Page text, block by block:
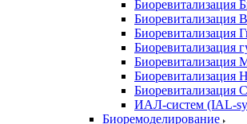
Биоревитализация
Биоревитализация
Биоревитализация
Биоревитализация
Биоревитализация
Биоревитализация
Биоревитализация
ИАЛ-систем (IAL-
Биоремоделирование